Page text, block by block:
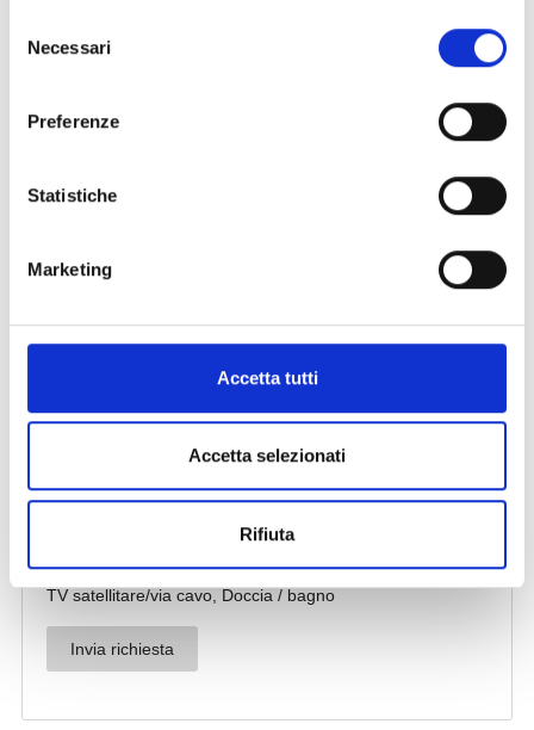
delNecessari
Preferenze
Statistiche
Marketing
Accetta tutti
Accetta selezionati
Rifiuta